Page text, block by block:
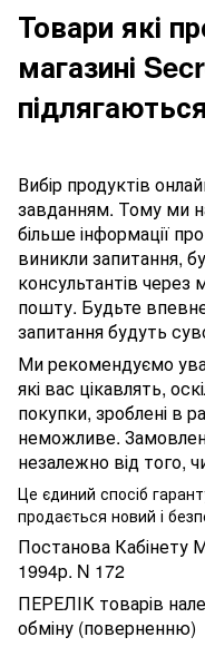
Товари які
магазині
Вибір продуктів
завданням. Тому ми
більше інформації
виникли запитання,
консультантів
пошту. Будьте
запитання будуть
Ми рекомендуємо
які вас цікавлять,
покупки, зроблені в
неможливе.
незалежно від того,
Це єдиний спосіб
продається новий і
Постанова Кабінету
1994р. N 172
ПЕРЕЛІК товарів
обміну (поверненню)